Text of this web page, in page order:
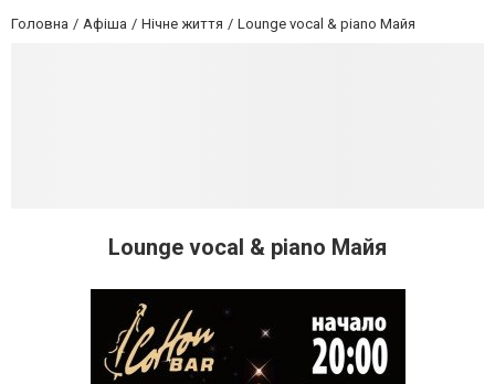
Головна Афіша Нічне життя Lounge vocal & piano Майя
Lounge vocal & piano Майя